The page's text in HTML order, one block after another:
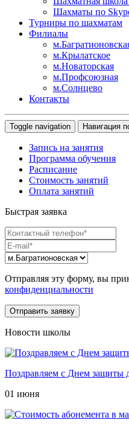
Шахматы по
Турниры по шахматам
Филиалы
м.Крылатское
м.Новаторская
м.Профсоюзная
м.Солнцево
Контакты
Toggle navigation Навигация
Запись на занятия
Программа обучения
Расписание
Стоимость занятий
Оплата занятий
Быстрая заявка
Отправляя эту форму, вы
конфиденциальности
Новости школы
Поздравляем с Днем защиты
01 июня